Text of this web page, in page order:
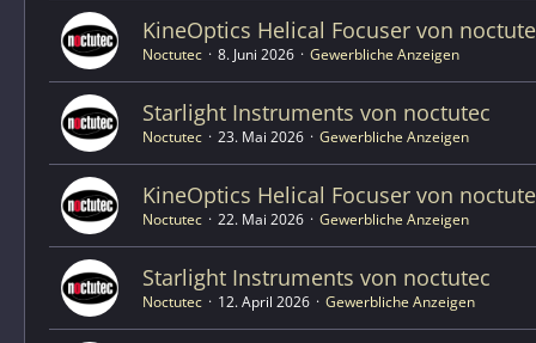
KineOptics Helical Focuser von
Noctutec 8. Juni 2026 Gewerbliche Anzeigen
Starlight Instruments von noctutec
Noctutec 23. Mai 2026 Gewerbliche Anzeigen
KineOptics Helical Focuser von
Noctutec 22. Mai 2026 Gewerbliche Anzeigen
Starlight Instruments von noctutec
Noctutec 12. April 2026 Gewerbliche Anzeigen